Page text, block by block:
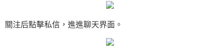
關注后點擊私信，進進聊天界面。